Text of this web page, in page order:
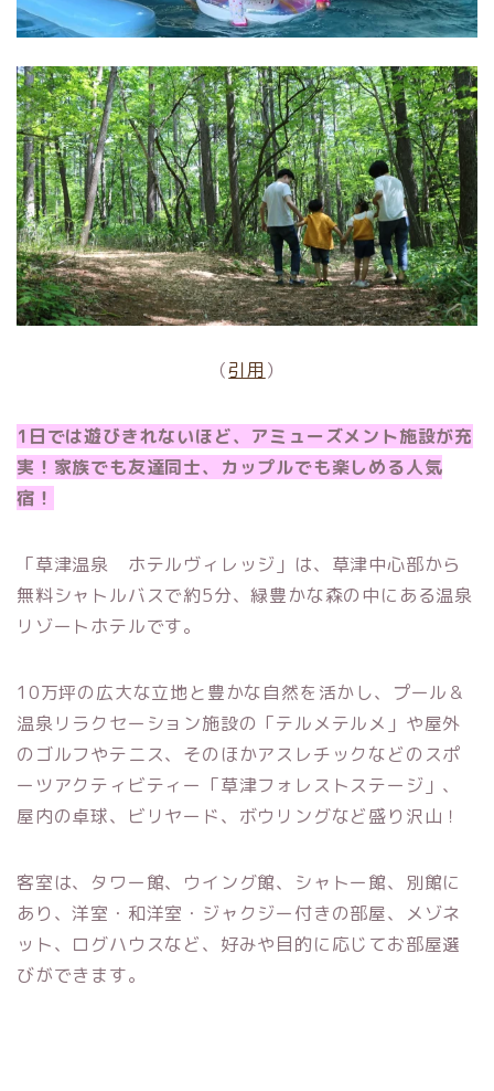
（引用 ）
1日では遊びきれないほど、アミューズメント施設が充
実！家族でも友達同士、カップルでも楽しめる人気
宿！
「草津温泉 ホテルヴィレッジ」は、草津中心部から
無料シャトルバスで約5分、緑豊かな森の中にある温泉
リゾートホテルです。
10万坪の広大な立地と豊かな自然を活かし、プール＆
温泉リラクセーション施設の「テルメテルメ」や屋外
のゴルフやテニス、そのほかアスレチックなどのスポ
ーツアクティビティー「草津フォレストステージ」、
屋内の卓球、ビリヤード、ボウリングなど盛り沢山！
客室は、タワー館、ウイング館、シャトー館、別館に
あり、洋室・和洋室・ジャクジー付きの部屋、メゾネ
ット、ログハウスなど、好みや目的に応じてお部屋選
びができます。